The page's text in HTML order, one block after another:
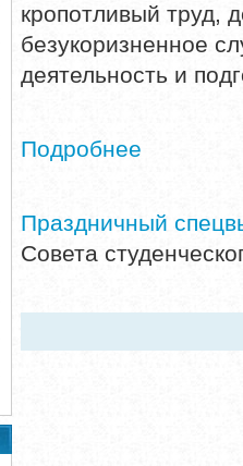
кропотливый труд,
безукоризненное
деятельность и
Подробнее
Праздничный
Совета